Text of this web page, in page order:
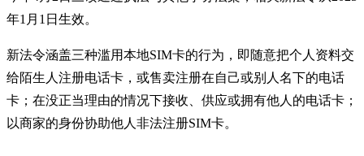
年1月1日生效。
新法令涵盖三种滥用本地SIM卡的行为，即随意把个人资料交
给陌生人注册电话卡，或售卖注册在自己或别人名下的电话
卡；在没正当理由的情况下接收、供应或拥有他人的电话卡；
以商家的身份协助他人非法注册SIM卡。